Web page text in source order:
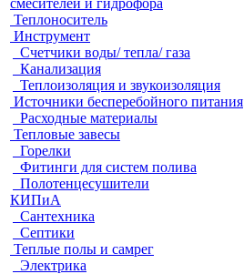
смесителей и гидрофора
Теплоноситель
Инструмент
Счетчики воды/ тепла/ газа
Канализация
Теплоизоляция и звукоизоляция
Источники бесперебойного питания
Расходные материалы
Тепловые завесы
Горелки
Фитинги для систем полива
Полотенцесушители
КИПиА
Сантехника
Септики
Теплые полы и самрег
Электрика